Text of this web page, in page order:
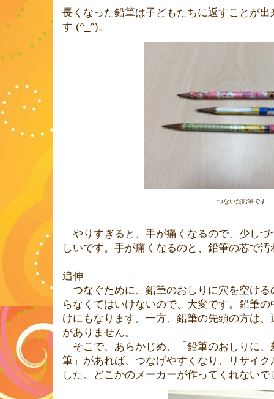
長くなった鉛筆は子どもたちに返すことが
す (^_^)。
つないだ鉛筆です
やりすぎると、手が痛くなるので、少しづ
しいです。手が痛くなるのと、鉛筆の芯で
追伸
つなぐために、鉛筆のおしりに穴を空ける
らなくてはいけないので、大変です。鉛筆
けにもなります。一方、鉛筆の先頭の方は
がありません。
そこで、あらかじめ、「鉛筆のおしりに、
筆」があれば、つなげやすくなり、リサイ
した。どこかのメーカーが作ってくれない